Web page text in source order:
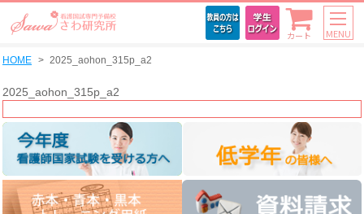
カート MENU
HOME 2025_aohon_315p_a2
2025_aohon_315p_a2